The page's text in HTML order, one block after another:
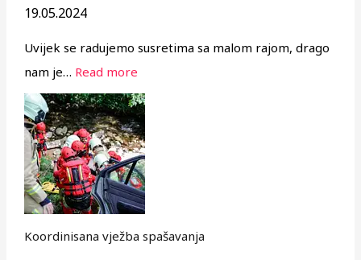
19.05.2024
Uvijek se radujemo susretima sa malom rajom, drago
nam je… Read more
Koordinisana vježba spašavanja